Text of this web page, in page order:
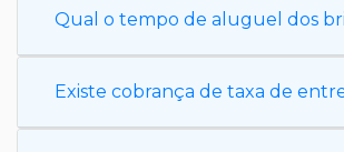
Qual o tempo de aluguel dos
Existe cobrança de taxa de